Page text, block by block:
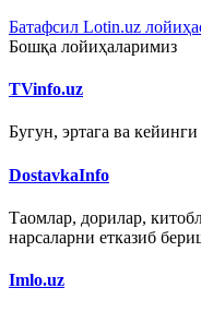
Батафсил Lotin.uz
Бошқа лойиҳаларимиз
TVinfo.uz
Бугун, эртага ва
DostavkaInfo
Таомлар, дорилар,
нарсаларни етказиб
Imlo.uz